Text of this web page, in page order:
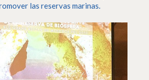
las reservas marinas.